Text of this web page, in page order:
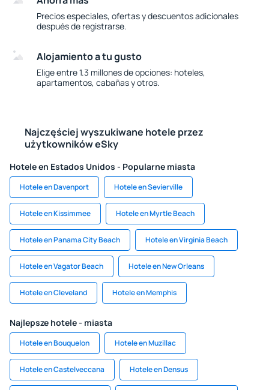
Precios especiales, ofertas y descuentos adicionales
después de registrarse.
Alojamiento a tu gusto
Elige entre 1.3 millones de opciones: hoteles,
apartamentos, cabañas y otros.
Najczęściej wyszukiwane hotele przez
użytkowników eSky
Hotele en Estados Unidos - Popularne miasta
Hotele en Davenport Hotele en Sevierville
Hotele en Kissimmee Hotele en Myrtle Beach
Hotele en Panama City Beach Hotele en Virginia Beach
Hotele en Vagator Beach Hotele en New Orleans
Hotele en Cleveland Hotele en Memphis
Najlepsze hotele - miasta
Hotele en Bouquelon Hotele en Muzillac
Hotele en Castelveccana Hotele en Densus